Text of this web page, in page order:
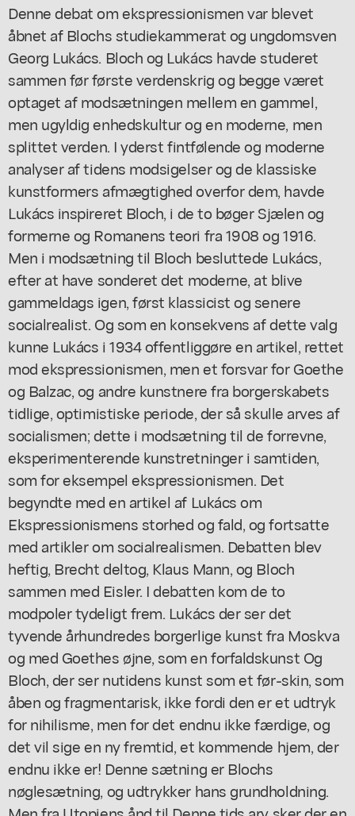
Denne debat om ekspressionismen var blevet
åbnet af Blochs studiekammerat og ungdomsven
Georg Lukács. Bloch og Lukács havde studeret
sammen før første verdenskrig og begge været
optaget af modsætningen mellem en gammel,
men ugyldig enhedskultur og en moderne, men
splittet verden. I yderst fintfølende og moderne
analyser af tidens modsigelser og de klassiske
kunstformers afmægtighed overfor dem, havde
Lukács inspireret Bloch, i de to bøger Sjælen og
formerne og Romanens teori fra 1908 og 1916.
Men i modsætning til Bloch besluttede Lukács,
efter at have sonderet det moderne, at blive
gammeldags igen, først klassicist og senere
socialrealist. Og som en konsekvens af dette valg
kunne Lukács i 1934 offentliggøre en artikel, rettet
mod ekspressionismen, men et forsvar for Goethe
og Balzac, og andre kunstnere fra borgerskabets
tidlige, optimistiske periode, der så skulle arves af
socialismen; dette i modsætning til de forrevne,
eksperimenterende kunstretninger i samtiden,
som for eksempel ekspressionismen. Det
begyndte med en artikel af Lukács om
Ekspressionismens storhed og fald, og fortsatte
med artikler om socialrealismen. Debatten blev
heftig, Brecht deltog, Klaus Mann, og Bloch
sammen med Eisler. I debatten kom de to
modpoler tydeligt frem. Lukács der ser det
tyvende århundredes borgerlige kunst fra Moskva
og med Goethes øjne, som en forfaldskunst Og
Bloch, der ser nutidens kunst som et før-skin, som
åben og fragmentarisk, ikke fordi den er et udtryk
for nihilisme, men for det endnu ikke færdige, og
det vil sige en ny fremtid, et kommende hjem, der
endnu ikke er! Denne sætning er Blochs
nøglesætning, og udtrykker hans grundholdning.